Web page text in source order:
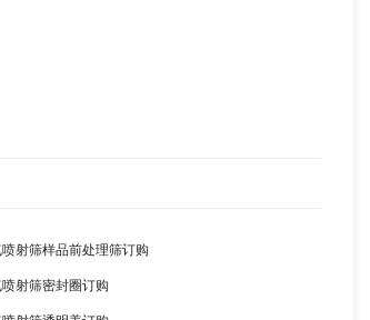
喷射筛样品前处理筛订购
喷射筛密封圈订购